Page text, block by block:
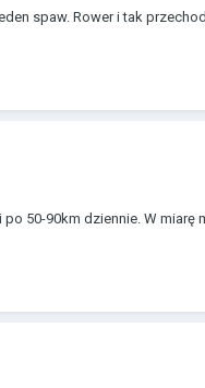
spaw. Rower i tak
50-90km dziennie. W